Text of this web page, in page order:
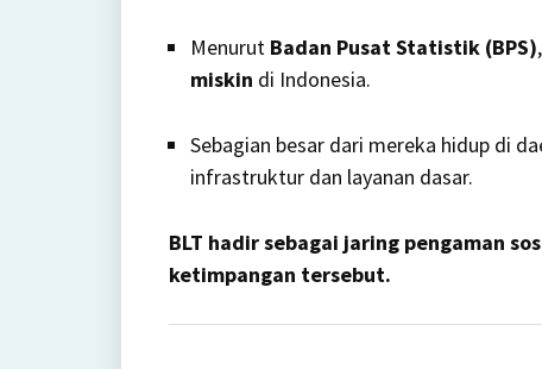
Menurut Badan Pusat Statistik (BPS)
miskin di Indonesia.
Sebagian besar dari mereka hidup di
infrastruktur dan layanan dasar.
BLT hadir sebagai jaring pengaman
ketimpangan tersebut.